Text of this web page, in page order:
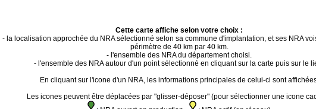
Cette carte affiche selon votre choix :
- la localisation approchée du NRA sélectionné selon sa commune d'implantation, et ses NRA
périmètre de 40 km par 40 km.
- l'ensemble des NRA du département choisi.
- l'ensemble des NRA autour d'un point sélectionné en cliquant sur la carte puis sur le
En cliquant sur l'icone d'un NRA, les informations principales de celui-ci sont
Les icones peuvent être déplacées par "glisser-déposer" (pour sélectionner une icone